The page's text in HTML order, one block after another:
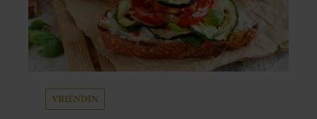
VRIENDIN